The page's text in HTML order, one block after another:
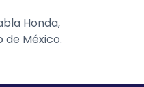
Honda,
de México.